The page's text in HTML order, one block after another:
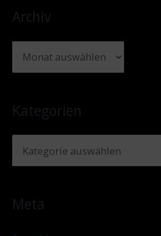
Archiv
Kategorien
Meta